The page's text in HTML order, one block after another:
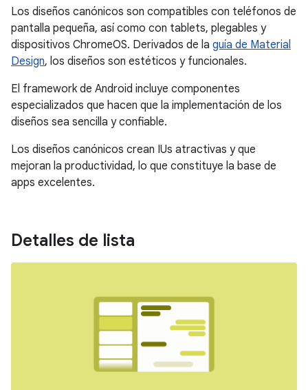
Los diseños canónicos son compatibles con teléfonos de
pantalla pequeña, así como con tablets, plegables y
dispositivos ChromeOS. Derivados de la guía de Material
Design, los diseños son estéticos y funcionales.
El framework de Android incluye componentes
especializados que hacen que la implementación de los
diseños sea sencilla y confiable.
Los diseños canónicos crean IUs atractivas y que
mejoran la productividad, lo que constituye la base de
apps excelentes.
Detalles de lista